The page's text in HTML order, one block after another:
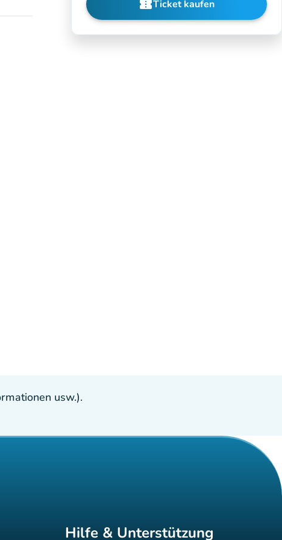
confirmation_numberTicket kaufen
(new tab)
usw.).
Hilfe & Unterstützung